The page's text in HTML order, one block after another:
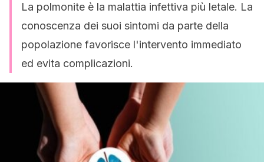
La polmonite è la malattia infettiva più letale. La
conoscenza dei suoi sintomi da parte della
popolazione favorisce l'intervento immediato
ed evita complicazioni.